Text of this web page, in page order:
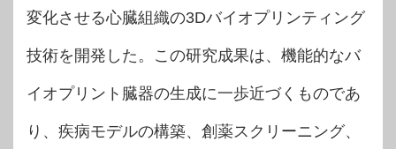
変化させる心臓組織の3Dバイオプリンティング
技術を開発した。この研究成果は、機能的なバ
イオプリント臓器の生成に一歩近づくものであ
り、疾病モデルの構築、創薬スクリーニング、